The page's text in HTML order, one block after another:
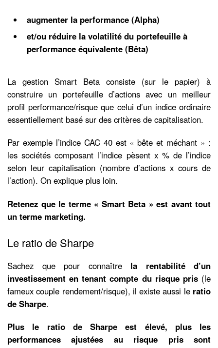
augmenter la performance (Alpha)
et/ou réduire la volatilité du portefeuille à
performance équivalente (Bêta)
La gestion Smart Beta consiste (sur le papier) à
construire un portefeuille d’actions avec un meilleur
profil performance/risque que celui d’un indice ordinaire
essentiellement basé sur des critères de capitalisation.
Par exemple l’indice CAC 40 est « bête et méchant » :
les sociétés composant l’indice pèsent x % de l’indice
selon leur capitalisation (nombre d’actions x cours de
l’action). On explique plus loin.
Retenez que le terme « Smart Beta » est avant tout
un terme marketing.
Le ratio de Sharpe
Sachez que pour connaîtrela rentabilité d’un
investissement en tenant compte du risque pris (le
fameux couple rendement/risque), il existe aussi le ratio
de Sharpe.
Plus le ratio de Sharpe est élevé, plus les
performances ajustées au risque pris sont